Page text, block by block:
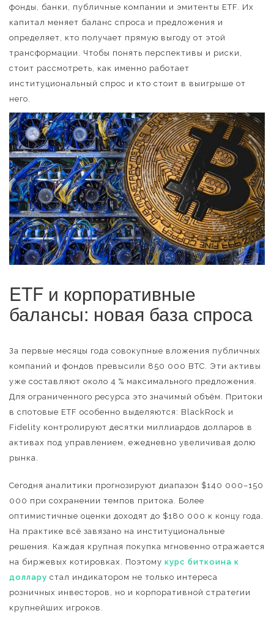
фонды, банки, публичные компании и эмитенты ETF. Их
капитал меняет баланс спроса и предложения и
определяет, кто получает прямую выгоду от этой
трансформации. Чтобы понять перспективы и риски,
стоит рассмотреть, как именно работает
институциональный спрос и кто стоит в выигрыше от
него.
ETF и корпоративные
балансы: новая база спроса
За первые месяцы года совокупные вложения публичных
компаний и фондов превысили 850 000 BTC. Эти активы
уже составляют около 4 % максимального предложения.
Для ограниченного ресурса это значимый объём. Притоки
в спотовые ETF особенно выделяются: BlackRock и
Fidelity контролируют десятки миллиардов долларов в
активах под управлением, ежедневно увеличивая долю
рынка.
Сегодня аналитики прогнозируют диапазон $140 000–150
000 при сохранении темпов притока. Более
оптимистичные оценки доходят до $180 000 к концу года.
На практике всё завязано на институциональные
решения. Каждая крупная покупка мгновенно отражается
на биржевых котировках. Поэтому курс биткоина к
доллару стал индикатором не только интереса
розничных инвесторов, но и корпоративной стратегии
крупнейших игроков.